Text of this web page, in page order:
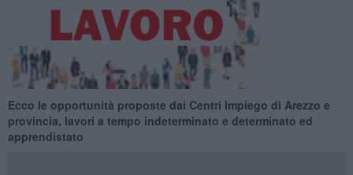
Ecco le opportunità proposte dai Centri Impiego di Arezzo e
provincia, lavori a tempo indeterminato e determinato ed
apprendistato